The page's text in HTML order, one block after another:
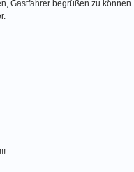
Gastfahrer begrüßen zu können.